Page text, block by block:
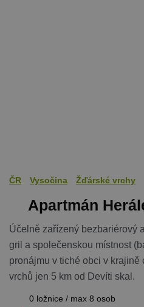
ČR Vysočina Žďárské vrchy
Apartmán
Účelně zařízený bezbariérový
gril a společenskou místnost
pronájmu v tiché obci v
vrchů jen 5 km od Devíti skal.
0 ložnice / max 8 osob